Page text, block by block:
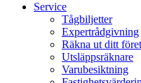
Service
Tågbiljetter
Expert­rådgivning
Räkna ut ditt
Utsläppsräknare
Varu­besiktning